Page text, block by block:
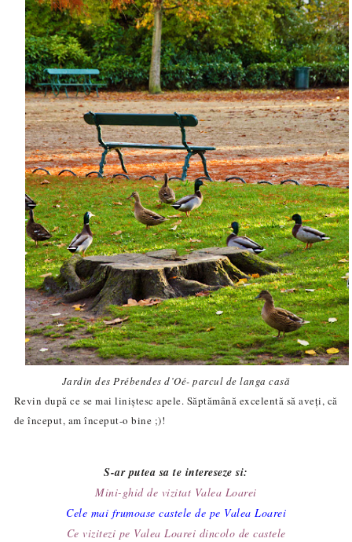
Jardin desPrébendes d’Oé- parcul de langa casă
Revin după ce se mai liniștesc apele. Săptămână excelentă să aveți, că
deînceput, am început-o bine ;)!
S-ar putea sa te intereseze si:
Mini-ghid de vizitat Valea Loarei
Cele mai frumoase castele de pe Valea Loarei
Ce vizitezi pe Valea Loarei dincolo de castele